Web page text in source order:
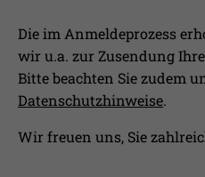
Die im Anmeldeprozess
wir u.a. zur Zusendung
Bitte beachten Sie zudem
Datenschutzhinweise.
Wir freuen uns, Sie